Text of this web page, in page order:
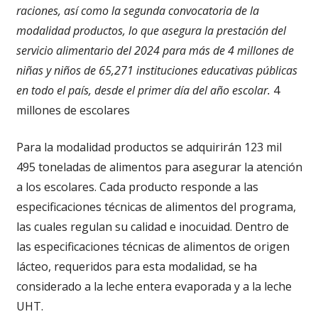
raciones, así como la segunda convocatoria de la
modalidad productos, lo que asegura la prestación del
servicio alimentario del 2024 para más de 4 millones de
niñas y niños de 65,271 instituciones educativas públicas
en todo el país, desde el primer día del año escolar. 4
millones de escolares
Para la modalidad productos se adquirirán 123 mil
495 toneladas de alimentos para asegurar la atención
a los escolares. Cada producto responde a las
especificaciones técnicas de alimentos del programa,
las cuales regulan su calidad e inocuidad. Dentro de
las especificaciones técnicas de alimentos de origen
lácteo, requeridos para esta modalidad, se ha
considerado a la leche entera evaporada y a la leche
UHT.